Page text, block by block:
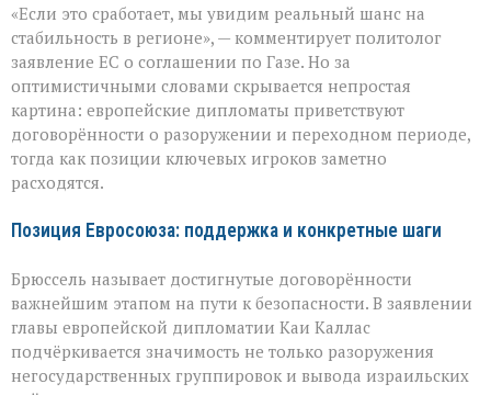
за
мир
Газе:
надежды
и
противоречия
«Если это сработает, мы увидим реальный шанс на
стабильность в регионе», — комментирует политолог
заявление ЕС о соглашении по Газе. Но за
оптимистичными словами скрывается непростая
картина: европейские дипломаты приветствуют
договорённости о разоружении и переходном периоде,
тогда как позиции ключевых игроков заметно
расходятся.
Позиция Евросоюза: поддержка и конкретные шаги
Брюссель называет достигнутые договорённости
важнейшим этапом на пути к безопасности. В заявлении
главы европейской дипломатии Каи Каллас
подчёркивается значимость не только разоружения
негосударственных группировок и вывода израильских